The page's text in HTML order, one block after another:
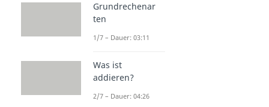
Grundrechenar
ten
1/7 – Dauer: 03:11
Was ist
addieren?
2/7 – Dauer: 04:26